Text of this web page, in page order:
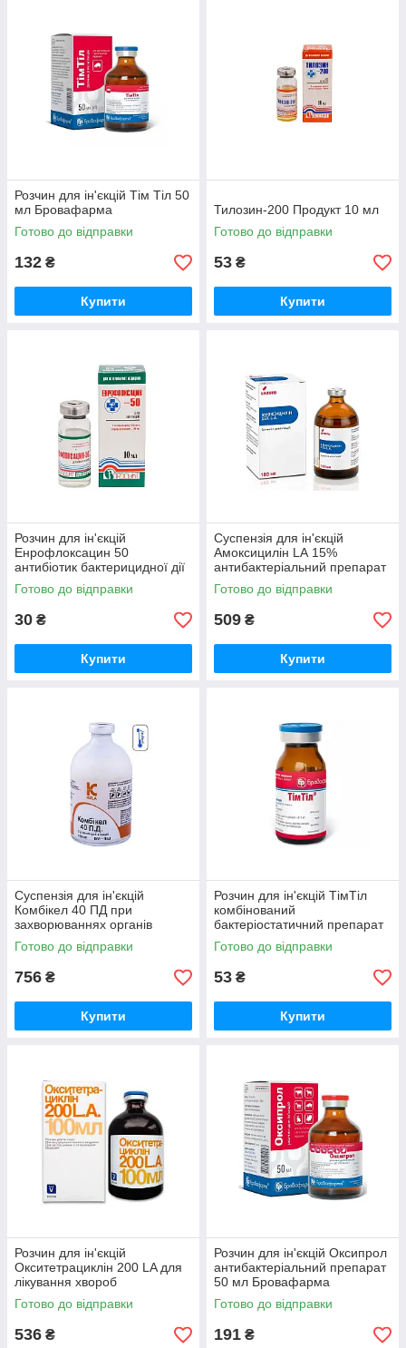
Розчин для ін'єкцій Тім Тіл 50
мл Бровафарма
Готово до відправки
132 ₴
Купити
Тилозин-200 Продукт 10 мл
Готово до відправки
53 ₴
Купити
Розчин для ін'єкцій
Енрофлоксацин 50
антибіотик бактерицидної дії
10 мл Продукт
Готово до відправки
30 ₴
Купити
Суспензія для ін'єкцій
Амоксицилін LА 15%
антибактеріальний препарат
тривалої дії 100 мл Livisto
Готово до відправки
509 ₴
Купити
Суспензія для ін'єкцій
Комбікел 40 ПД при
захворюваннях органів
дихання сечостатевої
системи та шкірних інфекціях
Готово до відправки
756 ₴
Купити
Розчин для ін'єкцій ТімТіл
комбінований
бактеріостатичний препарат
10 мл Бровафарма
Готово до відправки
53 ₴
Купити
Розчин для ін'єкцій
Окситетрациклін 200 LA для
лікування хвороб
бактеріальної етіології 100
мл Invesa
Готово до відправки
536 ₴
Розчин для ін'єкцій Оксипрол
антибактеріальний препарат
50 мл Бровафарма
Готово до відправки
191 ₴